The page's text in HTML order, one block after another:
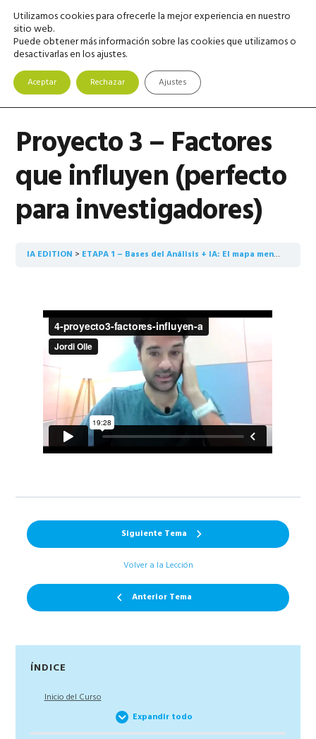
Saltar
navegación
principal
Saltar
contenido
principal
Saltar
barra
lateral
principal
MENU
Proyecto 3 – Factores
que influyen (perfecto
para investigadores)
IA EDITION ETAPA 1 – Bases del Análisis + IA: El mapa mental
Anterior Tema
Volver a la Lección
Siguiente Tema
Barra
lateral
ÍNDICE
Inicio del Curso
Expandir todo
Utilizamos cookies para ofrecerle la mejor experiencia en nuestro
sitio web.
Puede obtener más información sobre las cookies que utilizamos o
desactivarlas en los ajustes.
Aceptar Rechazar Ajustes